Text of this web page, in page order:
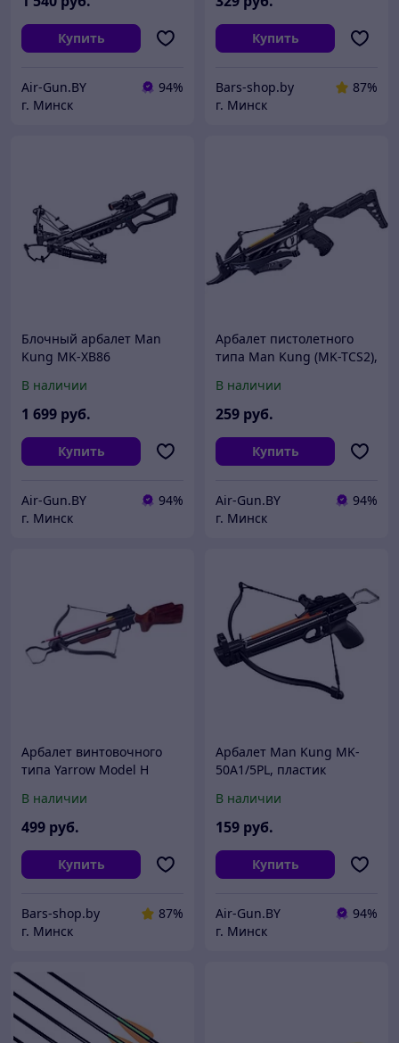
Купить
Air-Gun.BY
94%
г. Минск
Купить
Bars-shop.by
87%
г. Минск
Блочный арбалет Man
Kung MK-XB86
В наличии
1 699 руб.
Купить
Air-Gun.BY
94%
г. Минск
Арбалет пистолетного
типа Man Kung (MK-TCS2),
В наличии
259 руб.
Купить
Air-Gun.BY
94%
г. Минск
Арбалет винтовочного
типа Yarrow Model H
В наличии
499 руб.
Купить
Bars-shop.by
87%
г. Минск
Арбалет Man Kung MK-
50A1/5PL, пластик
В наличии
159 руб.
Купить
Air-Gun.BY
94%
г. Минск